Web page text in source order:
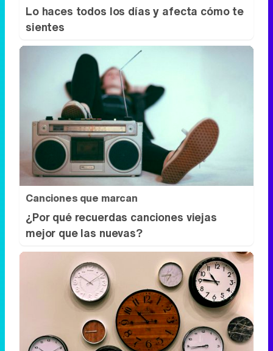
Lo haces todos los días y afecta cómo te
sientes
Canciones que marcan
¿Por qué recuerdas canciones viejas
mejor que las nuevas?